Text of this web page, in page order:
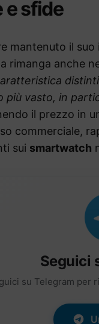
sfide
mantenuto il suo
rimanga anche
più vasto, in
il prezzo in
commerciale,
sui smartwatch
Seguici
su Telegram per